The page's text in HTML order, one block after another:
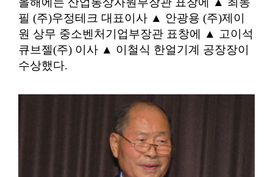
필 (주)우정테크 대표이사 ▲ 안광용 (주)제이
원 상무 중소벤처기업부장관 표창에 ▲ 고이석
큐브젤(주) 이사 ▲ 이철식 한얼기계 공장장이
수상했다.